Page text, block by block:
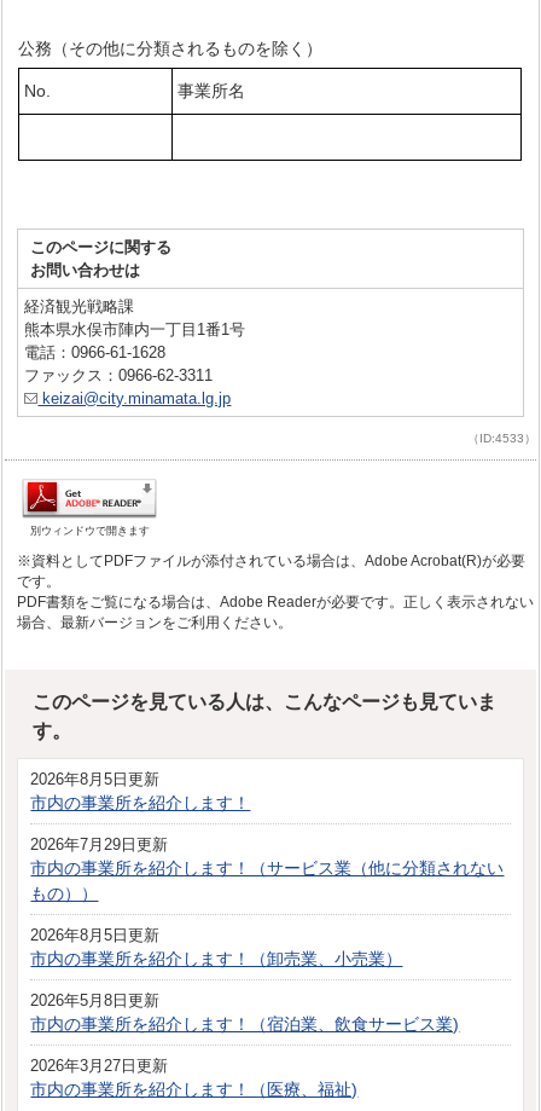
公務（その他に分類されるものを除く）
No. 事業所名
このページに関する
お問い合わせは
経済観光戦略課
熊本県水俣市陣内一丁目1番1号
電話：0966-61-1628
ファックス：0966-62-3311
keizai@city.minamata.lg.jp
（ID:4533）
別ウィンドウで開きます
※資料としてPDFファイルが添付されている場合は、Adobe Acrobat(R)が必要
です。
PDF書類をご覧になる場合は、Adobe Readerが必要です。正しく表示されない
場合、最新バージョンをご利用ください。
このページを見ている人は、こんなページも見ていま
す。
2026年8月5日更新
市内の事業所を紹介します！
2026年7月29日更新
市内の事業所を紹介します！（サービス業（他に分類されない
もの））
2026年8月5日更新
市内の事業所を紹介します！（卸売業、小売業）
2026年5月8日更新
市内の事業所を紹介します！（宿泊業、飲食サービス業)
2026年3月27日更新
市内の事業所を紹介します！（医療、福祉)